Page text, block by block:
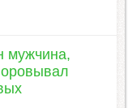
мужчина,